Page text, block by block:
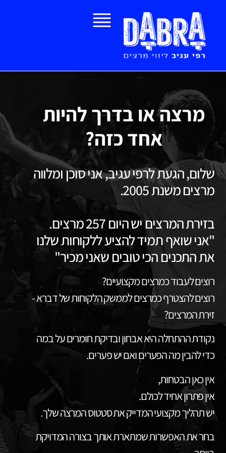
מרצה או בדרך להיות
אחד כזה?
שלום, הגעת לרפי עגיב, אני סוכן ומלווה
מרצים משנת 2005.
בזירת המרצים יש היום 257 מרצים.
"אני שואף תמיד להציע ללקוחות שלנו
את התכנים הכי טובים שאני מכיר"
רוצים לעבוד כמרצים מקצועיים?
רוצים להצטרף כמרצים לממשק הלקוחות של דברא -
זירת המרצים?
נקודת ההתחלה היא אבחון ובדיקת חומרים על במה
כדי להבין מה הפערים ואם יש פערים.
אין כאן הבטחות,
אין פתרון אחיד לכולם.
יש תהליך מקצועי המדייק את סטטוס המרצה שלך.
בחר את האפשרות שמתארת אותך בצורה המדויקת